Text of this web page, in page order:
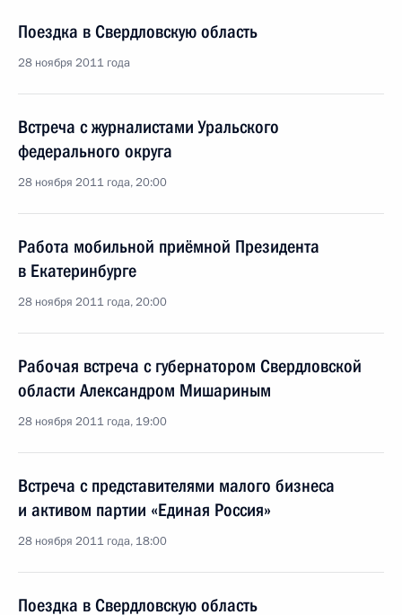
Поездка в Свердловскую область
28 ноября 2011 года
Встреча с журналистами Уральского
федерального округа
28 ноября 2011 года, 20:00
Работа мобильной приёмной Президента
в Екатеринбурге
28 ноября 2011 года, 20:00
Рабочая встреча с губернатором Свердловской
области Александром Мишариным
28 ноября 2011 года, 19:00
Встреча с представителями малого бизнеса
и активом партии «Единая Россия»
28 ноября 2011 года, 18:00
Поездка в Свердловскую область